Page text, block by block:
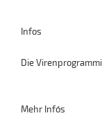
Infos
Die
Mehr Info´s